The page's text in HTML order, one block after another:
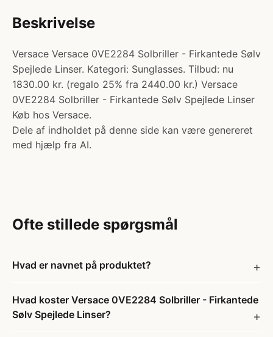
Beskrivelse
Versace Versace 0VE2284 Solbriller - Firkantede Sølv
Spejlede Linser. Kategori: Sunglasses. Tilbud: nu
1830.00 kr. (regalo 25% fra 2440.00 kr.) Versace
0VE2284 Solbriller - Firkantede Sølv Spejlede Linser
Køb hos Versace.
Dele af indholdet på denne side kan være genereret
med hjælp fra AI.
Ofte stillede spørgsmål
Hvad er navnet på produktet?
Hvad koster Versace 0VE2284 Solbriller - Firkantede
Sølv Spejlede Linser?